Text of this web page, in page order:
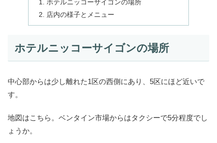
ホテルニッコーサイゴンの場所
店内の様子とメニュー
ホテルニッコーサイゴンの場所
中心部からは少し離れた1区の西側にあり、5区にほど近いで
す。
地図はこちら。ベンタイン市場からはタクシーで5分程度でし
ょうか。